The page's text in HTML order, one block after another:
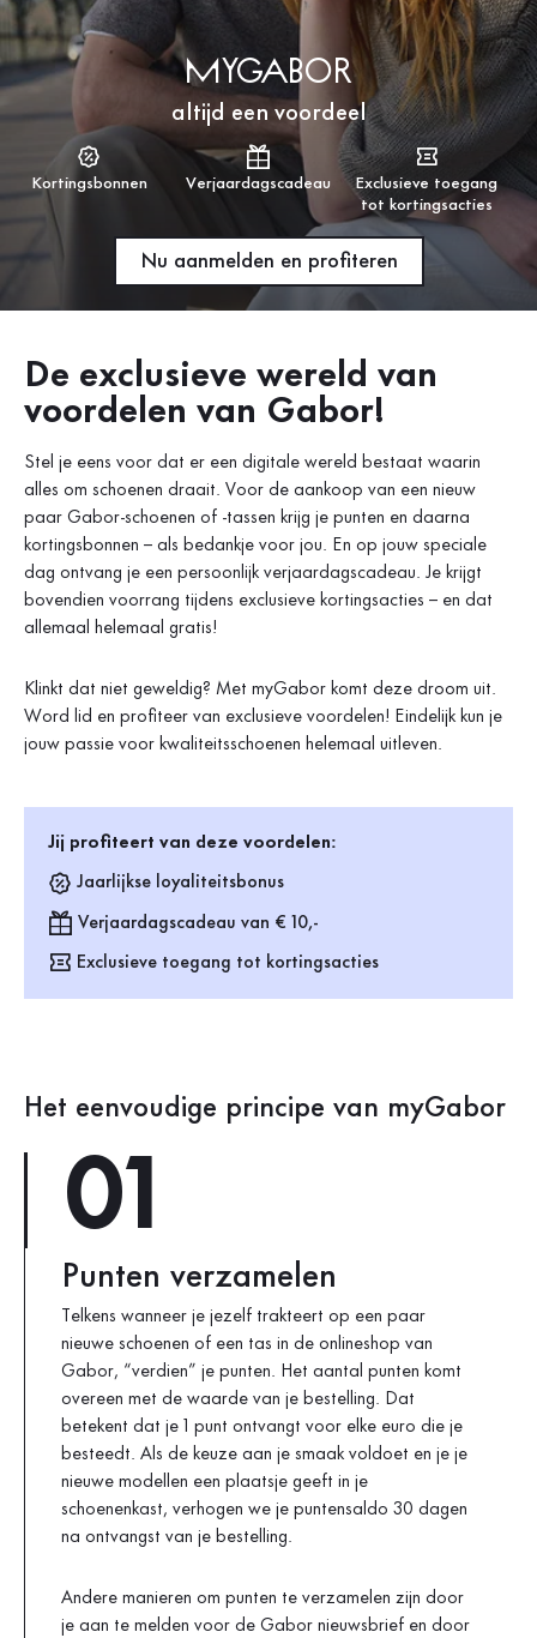
myGabor
altijd een voordeel
Kortingsbonnen Verjaardagscadeau
Exclusieve toegang
tot kortingsacties
Nu aanmelden en profiteren
De exclusieve wereld van
voordelen van Gabor!
Stel je eens voor dat er een digitale wereld bestaat waarin
alles om schoenen draait. Voor de aankoop van een nieuw
paar Gabor-schoenen of -tassen krijg je punten en daarna
kortingsbonnen – als bedankje voor jou. En op jouw speciale
dag ontvang je een persoonlijk verjaardagscadeau. Je krijgt
bovendien voorrang tijdens exclusieve kortingsacties – en dat
allemaal helemaal gratis!
Klinkt dat niet geweldig? Met myGabor komt deze droom uit.
Word lid en profiteer van exclusieve voordelen! Eindelijk kun je
jouw passie voor kwaliteitsschoenen helemaal uitleven.
Jij profiteert van deze voordelen:
Jaarlijkse loyaliteitsbonus
Verjaardagscadeau van € 10,-
Exclusieve toegang tot kortingsacties
Het eenvoudige principe van myGabor
01
Punten verzamelen
Telkens wanneer je jezelf trakteert op een paar
nieuwe schoenen of een tas in de onlineshop van
Gabor, “verdien” je punten. Het aantal punten komt
overeen met de waarde van je bestelling. Dat
betekent dat je 1 punt ontvangt voor elke euro die je
besteedt. Als de keuze aan je smaak voldoet en je je
nieuwe modellen een plaatsje geeft in je
schoenenkast, verhogen we je puntensaldo 30 dagen
na ontvangst van je bestelling.
Andere manieren om punten te verzamelen zijn door
je aan te melden voor de Gabor nieuwsbrief en door